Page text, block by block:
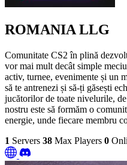
ROMANIA LLG
Comunitate CS2 în plină
vor mai mult decât simple
activ, turnee, evenimente și un
să te antrenezi și să-ți găsești
jucătorilor de toate nivelurile,
nostru este să formăm o
energie, unde fiecare membru
1 Servers 38 Max Players 0